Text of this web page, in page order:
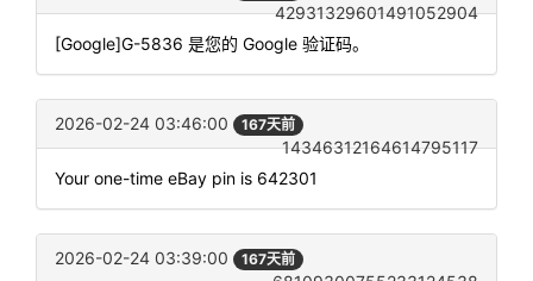
42931329601491052904
[Google]G-5836 是您的 Google 验证码。
2026-02-24 03:46:00 167天前
14346312164614795117
Your one-time eBay pin is 642301
2026-02-24 03:39:00 167天前